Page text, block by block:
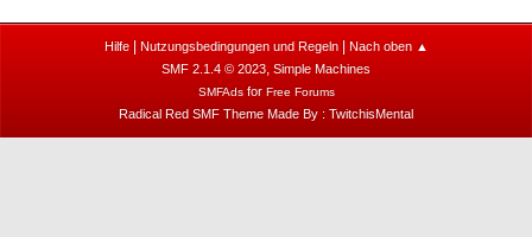
Hilfe| Nutzungsbedingungen und Regeln|
Nach oben ▲
SMF 2.1.4 © 2023, Simple Machines
SMFAdsfor Free Forums
Radical Red SMF Theme Made By : TwitchisMental